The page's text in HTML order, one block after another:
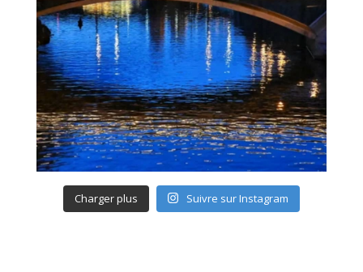
Charger plus Suivre sur Instagram